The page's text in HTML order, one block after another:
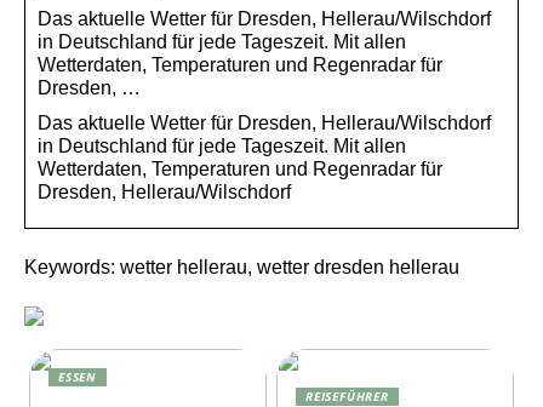
Das aktuelle Wetter für Dresden, Hellerau/Wilschdorf
in Deutschland für jede Tageszeit. Mit allen
Wetterdaten, Temperaturen und Regenradar für
Dresden, …
Das aktuelle Wetter für Dresden, Hellerau/Wilschdorf
in Deutschland für jede Tageszeit. Mit allen
Wetterdaten, Temperaturen und Regenradar für
Dresden, Hellerau/Wilschdorf
Keywords: wetter hellerau, wetter dresden hellerau
ESSEN
REISEFÜHRER